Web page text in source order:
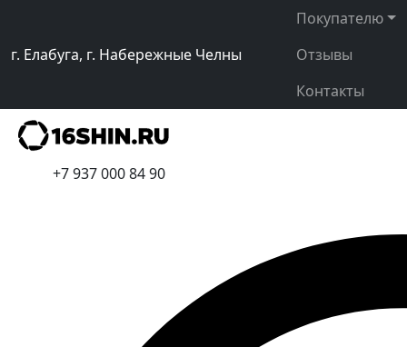
г. Елабуга, г. Набережные Челны
Покупателю
Отзывы
Контакты
+7 937 000 84 90